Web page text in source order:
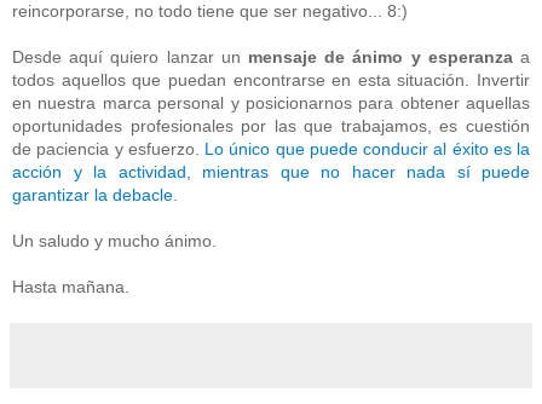
reincorporarse, no todo tiene que ser negativo... 8:)
Desde aquí quiero lanzar un mensaje de ánimo y esperanzaa
todos aquellos que puedan encontrarse en esta situación. Invertir
en nuestra marca personal y posicionarnos para obtener aquellas
oportunidades profesionales por las que trabajamos, es cuestión
de paciencia y esfuerzo. Lo único que puede conducir al éxito es la
acción y la actividad, mientras que no hacer nada sí puede
garantizar la debacle.
Un saludo y mucho ánimo.
Hasta mañana.